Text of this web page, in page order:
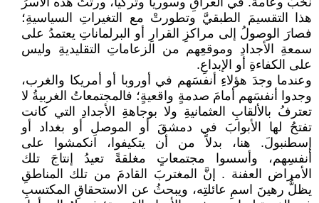
هذا التقسيمَ الطبقيَّ وتطورتْ مع التغيراتِ السياسيةِ؛
فصارَ الوصولُ إلى مراكزِ القرارِ أو البرلماناتِ يعتمدُ على
سمعةِ الأجدادِ وموقعِهم من الزعاماتِ التقليديةِ وليس
على الكفاءةِ أو الإبداعِ.
وعندما وجدَ هؤلاءِ أنفسَهم في أوروبا أو أمريكا والغرب،
وجدوا أنفسَهم أمامَ صدمةٍ واقعيةٍ؛ فالمجتمعاتُ الغربيةُ لا
تعترفُ بالألقابِ العثمانيةِ ولا بوجاهةِ الأجدادِ التي كانت
تفتحُ لها الأبوابَ في دمشقَ أو الموصلِ أو بغداد أو
إسطنبولَ. هنا، بدلاً من أن يتكيفوا، انكمشوا على
أنفسِهم، وأسسوا مجتمعاتٍ مغلقةً تعيدُ إنتاجَ تلك
الأمراض العفنة . إنَّ المغتربَ القادمَ من تلك المناطقِ
يظلُّ رهينَ اسمِ عائلتِه، ويبحثُ عن الاستحقاقِ المكتسبِ